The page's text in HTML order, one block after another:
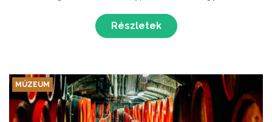
különlegesnek számító Richter Safari Park olyan
Részletek
MÚZEUM